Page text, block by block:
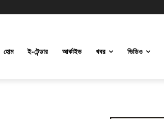
হোম ই-টেন্ডার আর্কাইভ খবর ভিডিও